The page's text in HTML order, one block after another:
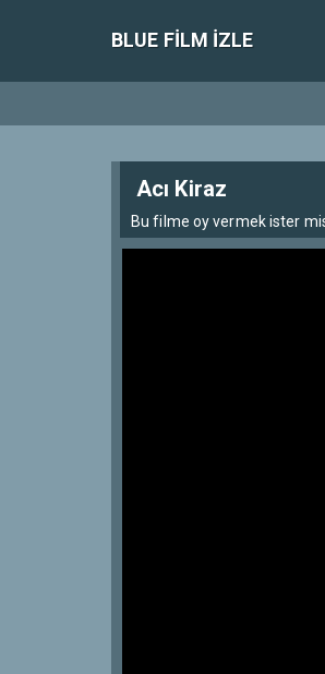
BLUE FILM IZLE
Acı Kiraz
Bu filme oy vermek ister